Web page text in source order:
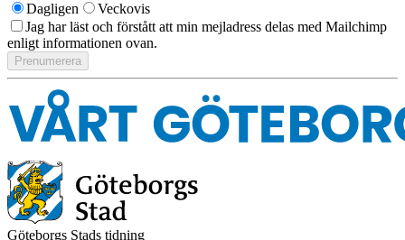
Dagligen
Veckovis
Jag har läst och förstått att min mejladress delas med Mailchimp
enligt informationen ovan.
Göteborgs Stads tidning